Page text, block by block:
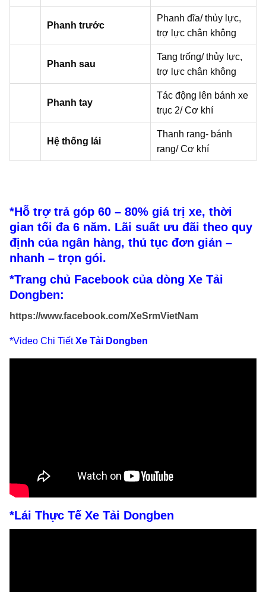
Phanh trước
Phanh đĩa/ thủy lực,
trợ lực chân không
Phanh sau
Tang trống/ thủy lực,
trợ lực chân không
Phanh tay
Tác động lên bánh xe
trục 2/ Cơ khí
Hệ thống lái
Thanh rang- bánh
rang/ Cơ khí
*Hỗ trợ trả góp 60 – 80% giá trị xe, thời
gian tối đa 6 năm. Lãi suất ưu đãi theo quy
định của ngân hàng, thủ tục đơn giản –
nhanh – trọn gói.
*Trang chủ Facebook của dòng Xe Tải
Dongben:
https://www.facebook.com/XeSrmVietNam
*Video Chi TiếtXe Tải Dongben
*Lái Thực Tế Xe Tải Dongben